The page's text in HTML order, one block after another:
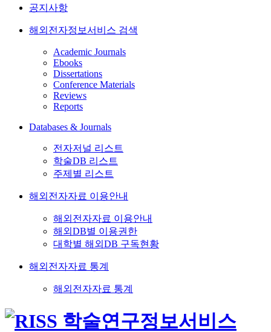
공지사항
해외전자정보서비스 검색
Academic Journals
Ebooks
Dissertations
Conference Materials
Reviews
Reports
Databases & Journals
전자저널 리스트
학술DB 리스트
주제별 리스트
해외전자자료 이용안내
해외전자자료 이용안내
해외DB별 이용권한
대학별 해외DB 구독현황
해외전자자료 통계
해외전자자료 통계